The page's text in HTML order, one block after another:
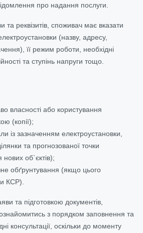
про надання послуги.
та реквізитів, споживач має вказати
(назву, адресу,
її режим роботи, необхідні
та ступінь напруги тощо.
власності або користування
(копії);
із зазначенням електроустановки,
та прогнозованої точки
об`єктів);
обґрунтування (якщо цього
КСР).
та підготовкою документів,
з порядком заповнення та
консультації, оскільки до моменту